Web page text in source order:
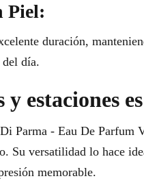
Piel:
duración,
día.
estaciones
Parma - Eau De
Su versatilidad lo hace
memorable.